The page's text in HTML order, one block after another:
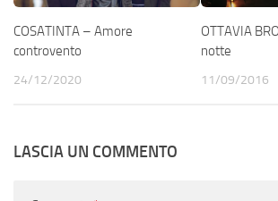
COSATINTA – Amore
controvento
24/12/2020
OTTAVIA
notte
11/09/2016
LASCIA UN COMMENTO